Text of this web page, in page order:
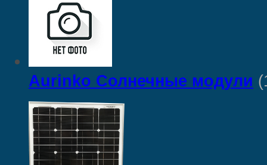
Aurinko Солнечные модули